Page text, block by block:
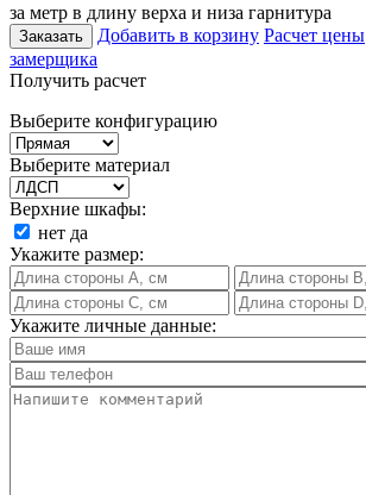
за метр в длину верха и низа гарнитура
Заказать Добавить в корзину Расчет цены
замерщика
Получить расчет
Выберите конфигурацию
Выберите материал
Верхние шкафы:
нет да
Укажите размер:
Укажите личные данные: